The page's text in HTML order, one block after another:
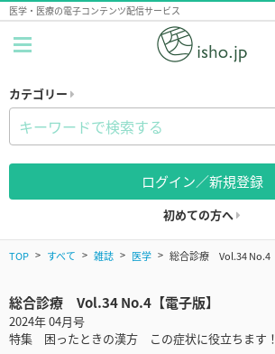
医学・医療の電子コンテンツ配信サービス
カテゴリー
ログイン／新規登録
初めての方へ
TOP すべて 雑誌 医学 総合診療 Vol.34 No.4
総合診療 Vol.34 No.4【電子版】
2024年 04月号
特集 困ったときの漢方 この症状に役立ちます！